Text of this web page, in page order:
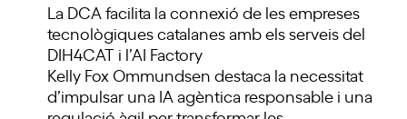
La DCA facilita la connexió de les empreses
tecnològiques catalanes amb els serveis del
DIH4CAT i l’AI Factory
Kelly Fox Ommundsen destaca la necessitat
d’impulsar una IA agèntica responsable i una